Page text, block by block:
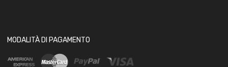
MODALITÀ DI PAGAMENTO